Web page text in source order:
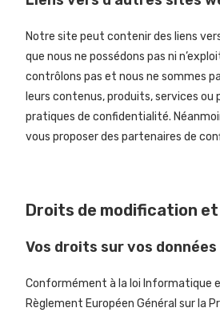
Notre site peut contenir des liens
que nous ne possédons pas ni
contrôlons pas et nous ne sommes
leurs contenus, produits, services ou
pratiques de confidentialité.
vous proposer des partenaires de
Droits de modification
Vos droits sur vos données
Conformément à la loi Informatique
Règlement Européen Général sur la